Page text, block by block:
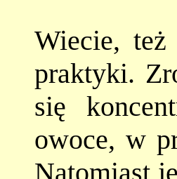
Wiecie, też
praktyki.
się
owoce, w
Natomiast